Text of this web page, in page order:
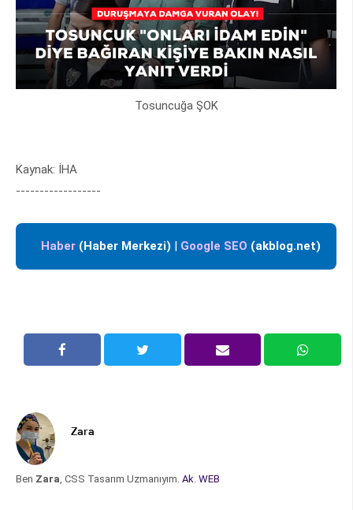
Tosuncuğa ŞOK
Kaynak: İHA
------------------
Haber (Haber Merkezi) Google SEO (akblog.net)
Zara
Ben Zara, CSS Tasarım Uzmanıyım. Ak. WEB